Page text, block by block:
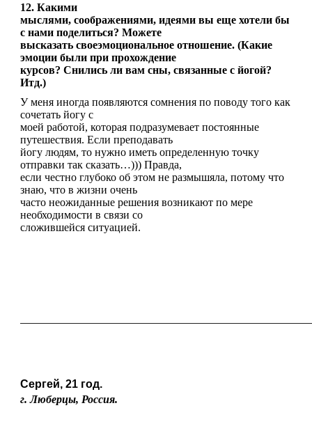
12. Какими
мыслями, соображениями, идеями вы еще хотели бы
с нами поделиться? Можете
высказать своеэмоциональное отношение. (Какие
эмоции были при прохождение
курсов? Снились ли вам сны, связанные с йогой?
Итд.)
У меня иногда появляются сомнения по поводу того как
сочетать йогу с
моей работой, которая подразумевает постоянные
путешествия. Если преподавать
йогу людям, то нужно иметь определенную точку
отправки так сказать…))) Правда,
если честно глубоко об этом не размышяла, потому что
знаю, что в жизни очень
часто неожиданные решения возникают по мере
необходимости в связи со
сложившейся ситуацией.
Сергей, 21 год.
г. Люберцы, Россия.